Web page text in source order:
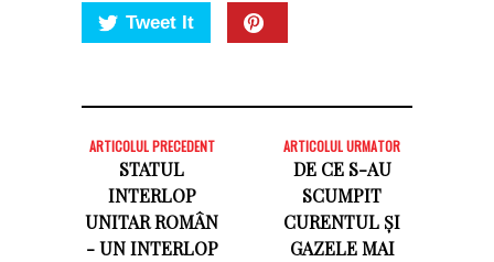
Tweet It
ARTICOLUL PRECEDENT
STATUL
INTERLOP
UNITAR ROMÂN
- UN INTERLOP
ARTICOLUL URMATOR
DE CE S-AU
SCUMPIT
CURENTUL ȘI
GAZELE MAI